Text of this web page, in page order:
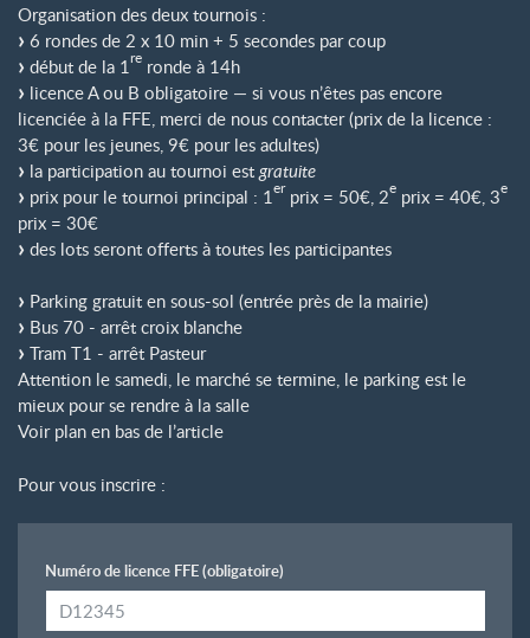
Organisation des deux tournois :
6 rondes de 2 x 10 min + 5 secondes par coup
début de la 1re ronde à 14h
licence A ou B obligatoire — si vous n’êtes pas encore
licenciée à la FFE, merci de nous contacter (prix de la licence :
3€ pour les jeunes, 9€ pour les adultes)
la participation au tournoi est gratuite
prix pour le tournoi principal : 1er prix = 50€, 2e prix = 40€, 3e
prix = 30€
des lots seront offerts à toutes les participantes
Parking gratuit en sous-sol (entrée près de la mairie)
Bus 70 - arrêt croix blanche
Tram T1 - arrêt Pasteur
Attention le samedi, le marché se termine, le parking est le
mieux pour se rendre à la salle
Voir plan en bas de l’article
Pour vous inscrire :
Numéro de licence FFE(obligatoire)